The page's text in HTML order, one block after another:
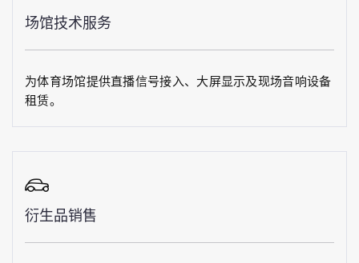
场馆技术服务
为体育场馆提供直播信号接入、大屏显示及现场音响设备
租赁。
衍生品销售